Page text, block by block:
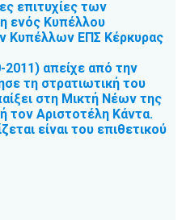
επιτυχίες των
ενός Κυπέλλου
Κυπέλλων ΕΠΣ Κέρκυρας
απείχε από την
τη στρατιωτική του
στη Μικτή Νέων της
τον Αριστοτέλη Κάντα.
είναι του επιθετικού